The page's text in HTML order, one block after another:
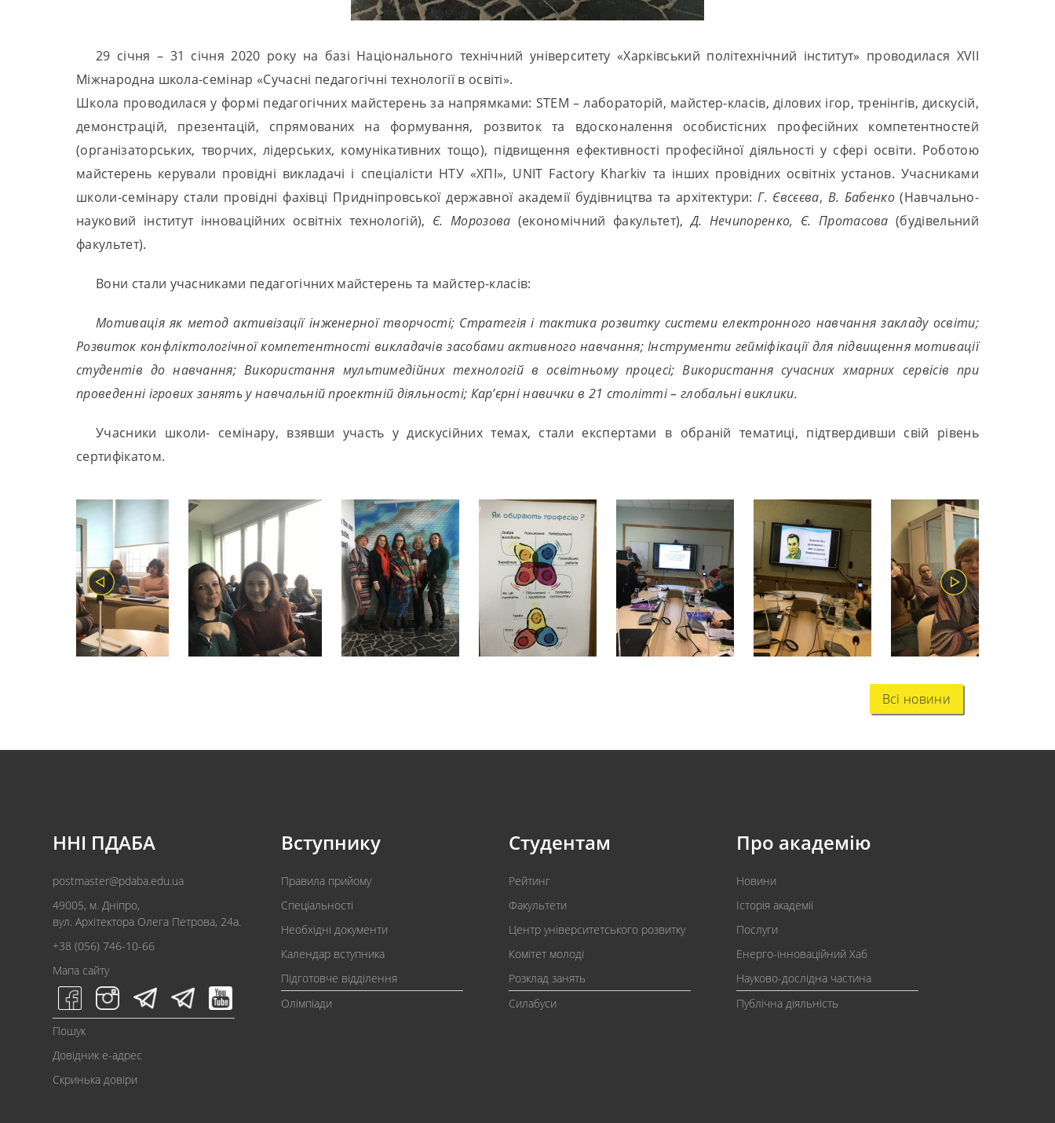
29 січня – 31 січня 2020 року на базі Національного технічний університету «Харківський політехнічний інститут» проводилася ХVІI
Міжнародна школа-семінар «Сучасні педагогічні технології в освіті».
Школа проводилася у формі педагогічних майстерень за напрямками: STEM – лабораторій, майстер-класів, ділових ігор, тренінгів, дискусій,
демонстрацій, презентацій, спрямованих на формування, розвиток та вдосконалення особистісних професійних компетентностей
(організаторських, творчих, лідерських, комунікативних тощо), підвищення ефективності професійної діяльності у сфері освіти. Роботою
майстерень керували провідні викладачі і спеціалісти НТУ «ХПІ», UNIT Factory Kharkiv та інших провідних освітніх установ. Учасниками
школи-семінару стали провідні фахівці Придніпровської державної академії будівництва та архітектури:Г. Євсєєва, В. Бабенко(Навчально-
науковий інститут інноваційних освітніх технологій), Є. Морозова (економічний факультет),Д. Нечипоренко, Є. Протасова (будівельний
факультет).
Вони стали учасниками педагогічних майстерень та майстер-класів:
Мотивація як метод активізації інженерної творчості; Стратегія і тактика розвитку системи електронного навчання закладу освіти;
Розвиток конфліктологічної компетентності викладачів засобами активного навчання; Інструменти гейміфікації для підвищення мотивації
студентів до навчання; Використання мультимедійних технологій в освітньому процесі; Використання сучасних хмарних сервісів при
проведенні ігрових занять у навчальній проектній діяльності; Кар’єрні навички в 21 столітті – глобальні виклики.
Учасники школи- семінару, взявши участь у дискусійних темах, стали експертами в обраній тематиці, підтвердивши свій рівень
сертифікатом.
Всі новини
ННІ ПДАБА
postmaster@pdaba.edu.ua
49005, м. Дніпро,
вул. Архітектора Олега Петрова, 24а.
+38 (056) 746-10-66
Мапа сайту
Пошук
Довідник e-адрес
Скринька довіри
Вступнику
Правила прийому
Спеціальності
Необхідні документи
Календар вступника
Підготовче відділення
Олімпіади
Студентам
Рейтинг
Факультети
Центр університетського розвитку
Комітет молоді
Розклад занять
Силабуси
Про академію
Новини
Історія академії
Послуги
Енерго-інноваційний Хаб
Науково-дослідна частина
Публічна діяльність